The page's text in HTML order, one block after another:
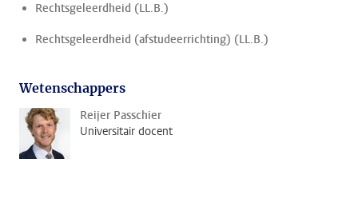
Rechtsgeleerdheid (LL.B.)
Rechtsgeleerdheid (afstudeerrichting) (LL.B.)
Wetenschappers
Reijer Passchier
Universitair docent